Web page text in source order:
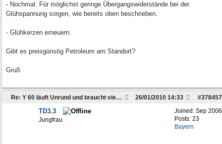
- Nochmal: Für möglichst geringe Übergangswiderstände bei der
Glühspannung sorgen, wie bereits oben beschrieben.
- Glühkerzen erneuern.
Gibt es preisgünstig Petroleum am Standort?
Gruß
Re: Y 60 läuft Unrund und braucht viel Sprit #378457
26/01/2010 14:33
Joined: Sep 2006
Posts: 23
Bayern
TD3.3
Jungfrau